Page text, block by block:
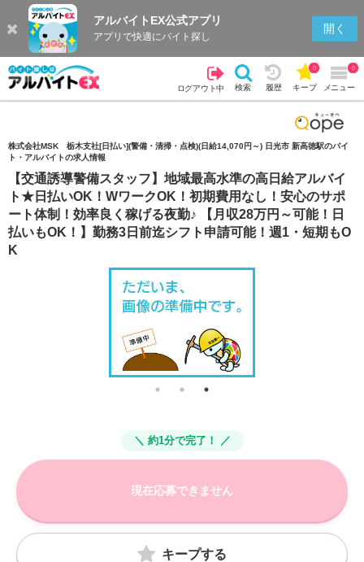
アルバイトEX公式アプリ
アプリで快適にバイト探し
開く
ログアウト中 検索 履歴 キープ
0
メニュー
0
検索 履歴
株式会社MSK 栃木支社[日払い](警備・清掃・点検)(日給14,070円～) 日光市 新高徳駅のバイ
ト・アルバイトの求人情報
【交通誘導警備スタッフ】地域最高水準の高日給アルバイ
ト★日払いOK！WワークOK！初期費用なし！安心のサポ
ート体制！効率良く稼げる夜勤♪ 【月収28万円～可能！日
払いもOK！】勤務3日前迄シフト申請可能！週1・短期もO
K
＼ 約1分で完了！ ／
現在応募できません
キープする